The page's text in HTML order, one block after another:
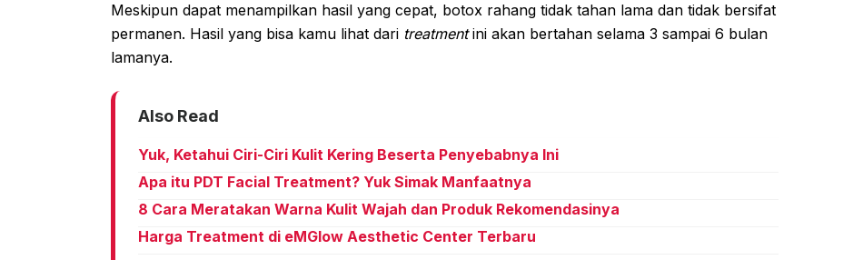
Meskipun dapat menampilkan hasil yang cepat, botox rahang tidak tahan lama dan tidak bersifat
permanen. Hasil yang bisa kamu lihat dari treatmentini akan bertahan selama 3 sampai 6 bulan
lamanya.
Also Read
Yuk, Ketahui Ciri-Ciri Kulit Kering Beserta Penyebabnya Ini
Apa itu PDT Facial Treatment? Yuk Simak Manfaatnya
8 Cara Meratakan Warna Kulit Wajah dan Produk Rekomendasinya
Harga Treatment di eMGlow Aesthetic Center Terbaru